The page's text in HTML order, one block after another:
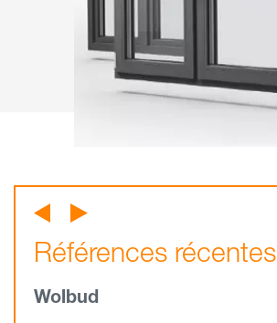
Références récentes
Wolbud
Références récentes
Vobos
Références récentes
Pekabud Market